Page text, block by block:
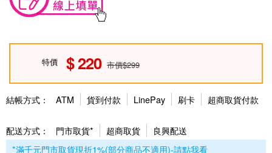
特價 220 市價$299
結帳方式： ATM 貨到付款 LinePay 刷卡 超商取貨付款
配送方式： 門市取貨* 超商取貨
良興配送
*滿千元門市取貨現折1%(部分商品不適用)-請點我看